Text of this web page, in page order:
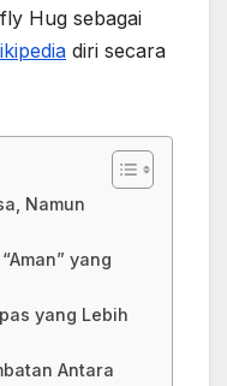
Hug sebagai
diri secara
Namun
yang
yang Lebih
Antara